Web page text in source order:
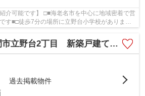
介可能です】 □■海老名市を中心に地域密着で営
す■□徒歩7分の場所に立野台小学校がありま
野台2丁目 新築戸建て 全3棟【仲介手数料無料】
過去掲載物件